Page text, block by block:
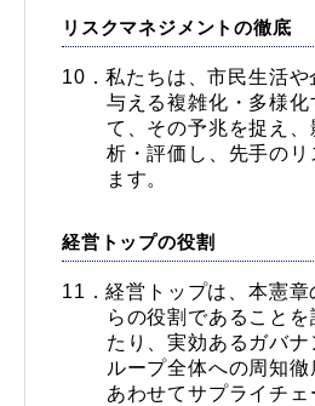
リスクマネジメントの徹底
私たちは、市民生活
与える複雑化・多様化
て、その予兆を捉え
析・評価し、先手のリ
ます。
経営トップの役割
経営トップは、本憲章
らの役割であること
たり、実効あるガバ
ループ全体への周知徹
あわせてサプライチ